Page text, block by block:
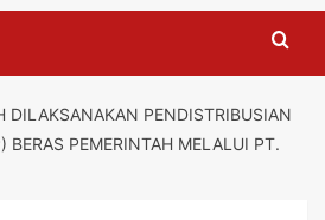
DILAKSANAKAN PENDISTRIBUSIAN
BERAS PEMERINTAH MELALUI PT.